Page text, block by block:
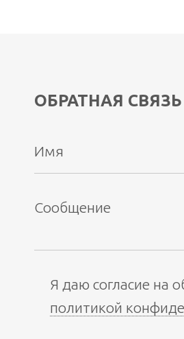
ОБРАТНАЯ СВЯЗЬ
Я даю согласие на
политикой